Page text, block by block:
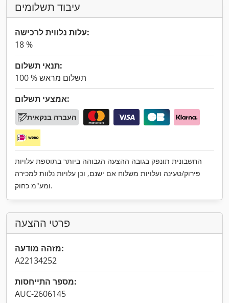
עיבוד תשלומים
עלות נלווית לרכישה:
18 %
תנאי תשלום:
100 % תשלום מראש
אמצעי תשלום:
העברה בנקאית
החשבונית תונפק בגובה ההצעה הגבוהה ביותר בתוספת עלויות
פירוק/טעינה ועלויות משלוח אם ישנם, וכן עלויות נלוות למכירה
ומע"מ כחוק.
פרטי ההצעה
מזהה מודעה:
A22134252
מספר התייחסות:
AUC-2606145